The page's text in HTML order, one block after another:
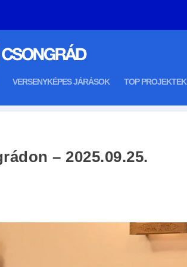
VERSENYKÉPES JÁRÁSOK TOP PROJEKTEK
– 2025.09.25.